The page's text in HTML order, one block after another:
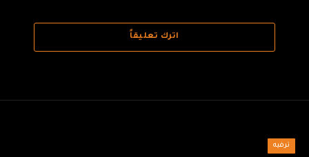
اترك تعليقاً
ترفيه